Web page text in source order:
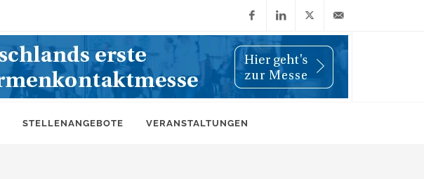
FacebookLinkedIn
X
(Twitter)
info@wiwi-
STELLENANGEBOTE VERANSTALTUNGEN